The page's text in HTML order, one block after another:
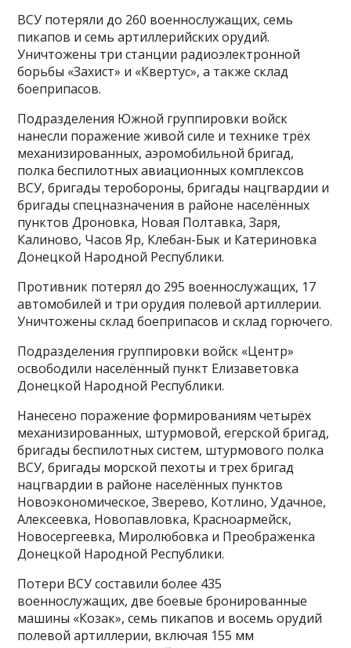
ВСУ потеряли до 260 военнослужащих, семь
пикапов и семь артиллерийских орудий.
Уничтожены три станции радиоэлектронной
борьбы «Захист» и «Квертус», а также склад
боеприпасов.
Подразделения Южной группировки войск
нанесли поражение живой силе и технике трёх
механизированных, аэромобильной бригад,
полка беспилотных авиационных комплексов
ВСУ, бригады теробороны, бригады нацгвардии и
бригады спецназначения в районе населённых
пунктов Дроновка, Новая Полтавка, Заря,
Калиново, Часов Яр, Клебан-Бык и Катериновка
Донецкой Народной Республики.
Противник потерял до 295 военнослужащих, 17
автомобилей и три орудия полевой артиллерии.
Уничтожены склад боеприпасов и склад горючего.
Подразделения группировки войск «Центр»
освободили населённый пункт Елизаветовка
Донецкой Народной Республики.
Нанесено поражение формированиям четырёх
механизированных, штурмовой, егерской бригад,
бригады беспилотных систем, штурмового полка
ВСУ, бригады морской пехоты и трех бригад
нацгвардии в районе населённых пунктов
Новоэкономическое, Зверево, Котлино, Удачное,
Алексеевка, Новопавловка, Красноармейск,
Новосергеевка, Миролюбовка и Преображенка
Донецкой Народной Республики.
Потери ВСУ составили более 435
военнослужащих, две боевые бронированные
машины «Козак», семь пикапов и восемь орудий
полевой артиллерии, включая 155 мм